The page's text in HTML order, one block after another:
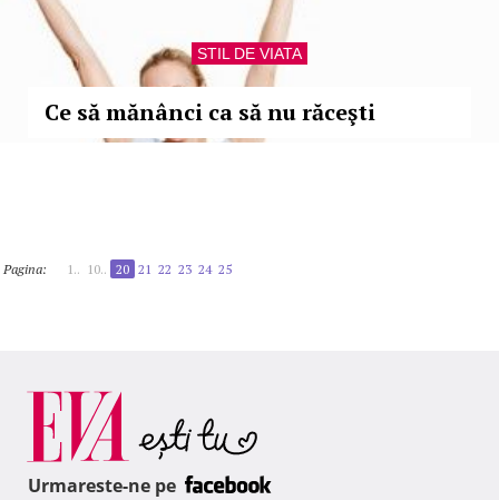
STIL DE VIATA
Ce să mănânci ca să nu răceşti
Pagina: 1.. 10.. 20 21 22 23 24 25
Urmareste-ne pe